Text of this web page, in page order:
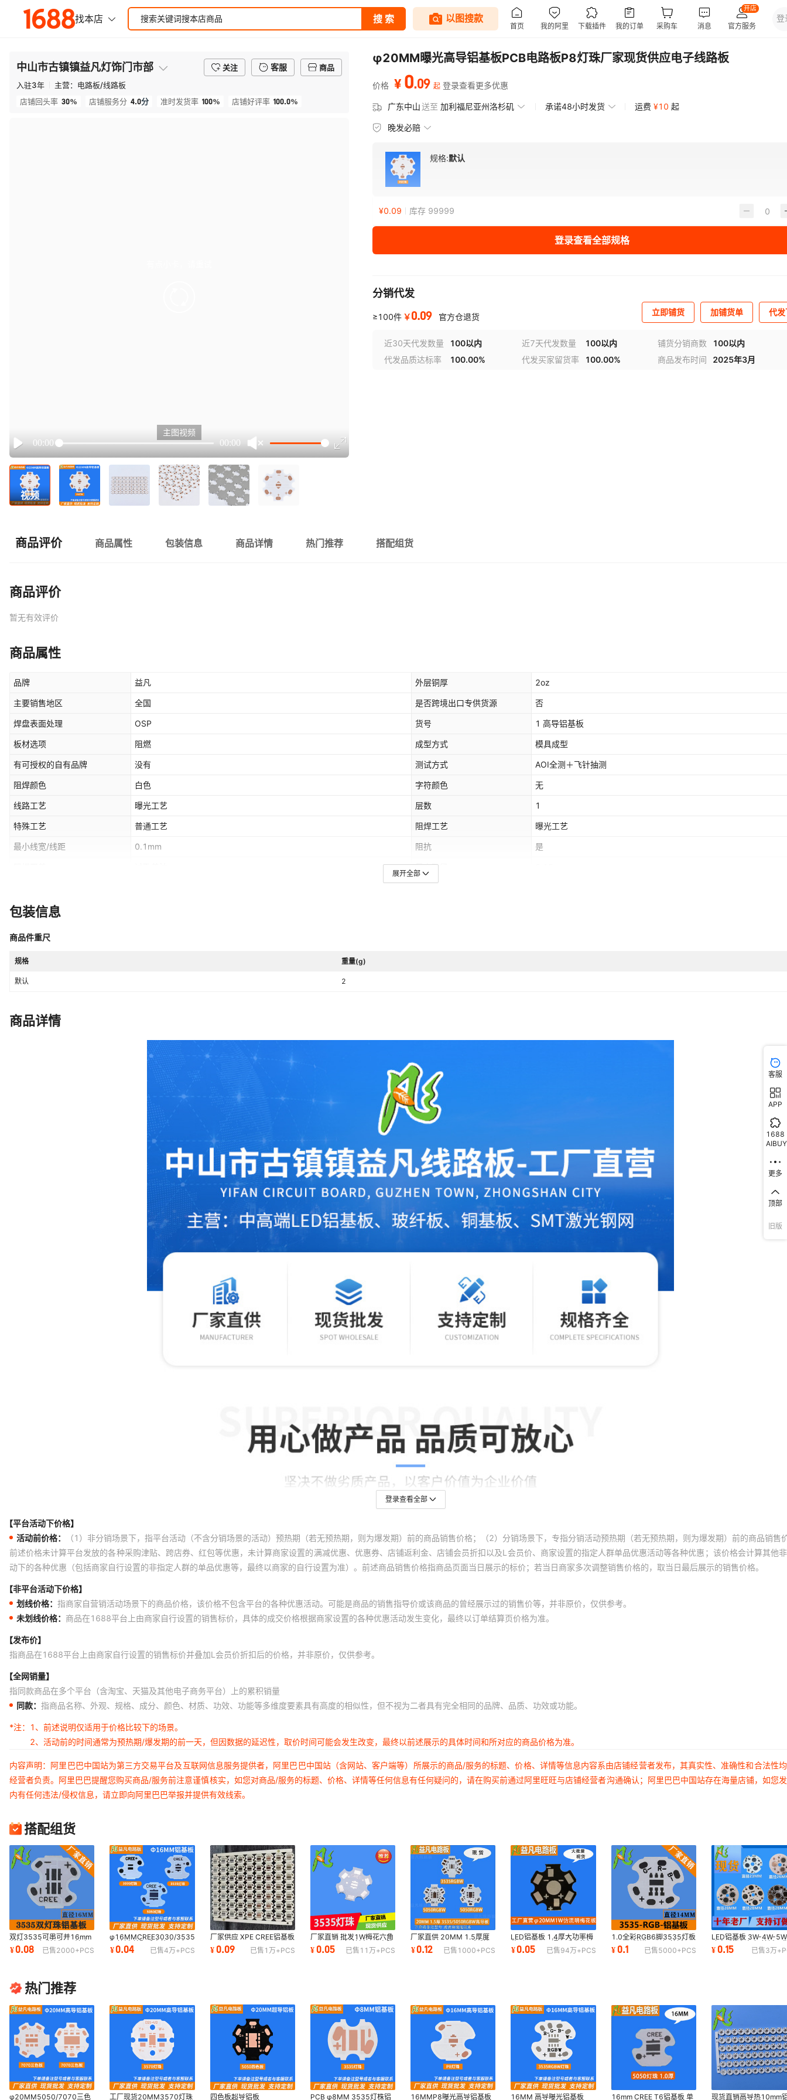
中山市古镇镇益凡灯饰门市部 关注 客服
商品
入驻3年 主营： 电路板/线路板
店铺回头率 30% 店铺服务分 4.0分 准时发货率 100% 店铺好评率 100.0%
Play
00:00 00:00
主图视频
视频
φ20MM曝光高导铝基板PCB电路板P8灯珠厂家现货供应电子线路板
价格 ¥ 0.09 起 登录查看更多优惠
广东中山送至 加利福尼亚州洛杉矶 承诺48小时发货 运费 ¥10 起
晚发必赔
规格:默认
¥0.09 库存 99999
登录查看全部规格
分销代发
≥100件 ￥0.09 官方仓退货 立即铺货 加铺货单 代
近30天代发数量 100以内 近7天代发数量 100以内 铺货分销商数
100以内
代发品质达标率
100.00% 代发买家留货率 100.00% 商品发布时间 2025年3月
商品评价 商品属性 包装信息 商品详情 热门推荐 搭配组货
商品评价
暂无有效评价
商品属性
品牌 益凡 外层铜厚 2oz
主要销售地区 全国 是否跨境出口专供货源 否
焊盘表面处理 OSP 货号 1 高导铝基板
板材选项 阻燃 成型方式 模具成型
有可授权的自有品牌 没有 测试方式 AOI全测＋飞针抽测
阻焊颜色 白色 字符颜色 无
线路工艺 曝光工艺 层数 1
特殊工艺 普通工艺 阻焊工艺 曝光工艺
最小线宽/线距 0.1mm 阻抗 是
最小孔径
展开全部
包装信息
商品件重尺
规格 重量(g)
默认 2
商品详情
登录查看全部
【平台活动下价格】
活动前价格：
（1）非分销场景下，指平台活动（不含分销场景的活动）预热期（若无预热期，则为爆发期）前的商品销售价格；（2）分销场景下，专指分销活动预热期（若无预热期，则为爆发期）前的商品销售
前述价格未计算平台发放的各种采购津贴、跨店券、红包等优惠，未计算商家设置的满减优惠、优惠券、店铺返利金、店铺会员折扣以及L会员价、商家设置的指定人群单品优惠活动等各种优惠；该价格会计算其他
动下的各种优惠（包括商家自行设置的非指定人群的单品优惠等，最终以商家的自行设置为准）。前述商品销售价格指商品页面当日展示的标价；若当日商家多次调整销售价格的，取当日最后展示的销售价格。
【非平台活动下价格】
划线价格： 指商家自营销活动场景下的商品价格，该价格不包含平台的各种优惠活动。可能是商品的销售指导价或该商品的曾经展示过的销售价等，并非原价，仅供参考。
未划线价格： 商品在1688平台上由商家自行设置的销售标价，具体的成交价格根据商家设置的各种优惠活动发生变化，最终以订单结算页价格为准。
【发布价】
指商品在1688平台上由商家自行设置的销售标价并叠加L会员价折扣后的价格，并非原价，仅供参考。
【全网销量】
指同款商品在多个平台（含淘宝、天猫及其他电子商务平台）上的累积销量
同款： 指商品名称、外观、规格、成分、颜色、材质、功效、功能等多维度要素具有高度的相似性，但不视为二者具有完全相同的品牌、品质、功效或功能。
*注：
1、前述说明仅适用于价格比较下的场景。
2、活动前的时间通常为预热期/爆发期的前一天，但因数据的延迟性，取价时间可能会发生改变，最终以前述展示的具体时间和所对应的商品价格为准。
内容声明：阿里巴巴中国站为第三方交易平台及互联网信息服务提供者，阿里巴巴中国站（含网站、客户端等）所展示的商品/服务的标题、价格、详情等信息内容系由店铺经营者发布，其真实性、准确性和合法性
经营者负责。阿里巴巴提醒您购买商品/服务前注意谨慎核实，如您对商品/服务的标题、价格、详情等任何信息有任何疑问的，请在购买前通过阿里旺旺与店铺经营者沟通确认；阿里巴巴中国站存在海量店铺，如您
内有任何违法/侵权信息，请立即向阿里巴巴举报并提供有效线索。
搭配组货
双灯3535可串可并16mm
科锐Cree铝基板XPE科瑞
XPG现货供应
¥0.08 已售2000+PCS
φ16MMCREE3030/3535/5050LED
铝基板 单颗手电筒专用铝
基板 PCB电
¥0.04 已售4万+PCS
厂家供应 XPE CREE铝基板
12MM T6 5050灯珠LED
铝基板现货现发
¥0.09 已售 1万+PCS
厂家直销 批发1W梅花六角
3535 LED铝基板 pcb电路
板 CREE-XPE
¥0.05 已售 11万+PCS
厂家直供 20MM 1.5厚度
3535/5050RGBW全彩灯
珠 高导 曝光 铝基板
¥0.12 已售 1000+PCS
LED铝基板 1.4厚大功率梅
花形1-3-5w通用手电筒铝
基板 100连板PCB
¥0.05 已售94万+PCS
1.0全彩RGB6脚3535灯板
14mm科锐Cree铝基板
XPE科瑞XPG现货供应
¥0.1 已售5000+PCS
LED铝基板 3W-4W-
功率球泡灯杯铝基板现
应 优惠热销中
¥0.15 已售3万+
热门推荐
φ20MM5050/7070三色
工厂现货20MM3570灯珠
四色板超导铝板
PCB φ8MM 3535灯株铝
16MMP8曝光高导铝基板
16MM 高导曝光铝基板
16mm CREE T6铝基板 单
现货直销高导热10mm
客服
APP
1688
AIBUY
更多
顶部
旧版